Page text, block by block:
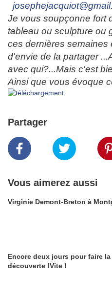
Je vous soupçonne fort
tableau ou sculpture ou
ces dernières semaines
d'envie de la partager
avec qui?...Mais c'est
Ainsi que vous évoque
Partager
Vous aimerez aussi
Virginie Demont-Breton à
Encore deux jours pour faire la
découverte !Vite !